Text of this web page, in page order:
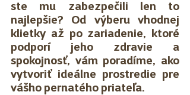
ste mu zabezpečili len to
najlepšie? Od výberu vhodnej
klietky až po zariadenie, ktoré
podporí jeho zdravie a
spokojnosť, vám poradíme, ako
vytvoriť ideálne prostredie pre
vášho pernatého priateľa.